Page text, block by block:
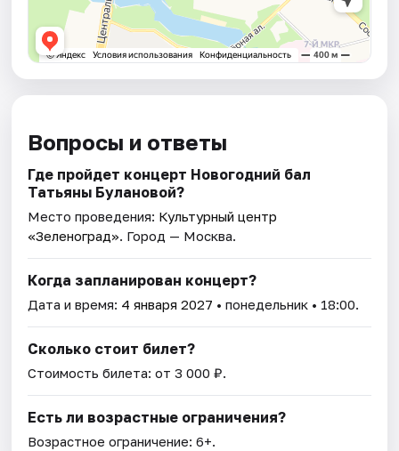
Вопросы и ответы
Где пройдет концерт Новогодний бал
Татьяны Булановой?
Место проведения: Культурный центр
«Зеленоград». Город — Москва.
Когда запланирован концерт?
Дата и время: 4 января 2027 • понедельник • 18:00.
Сколько стоит билет?
Стоимость билета: от 3 000 ₽.
Есть ли возрастные ограничения?
Возрастное ограничение: 6+.